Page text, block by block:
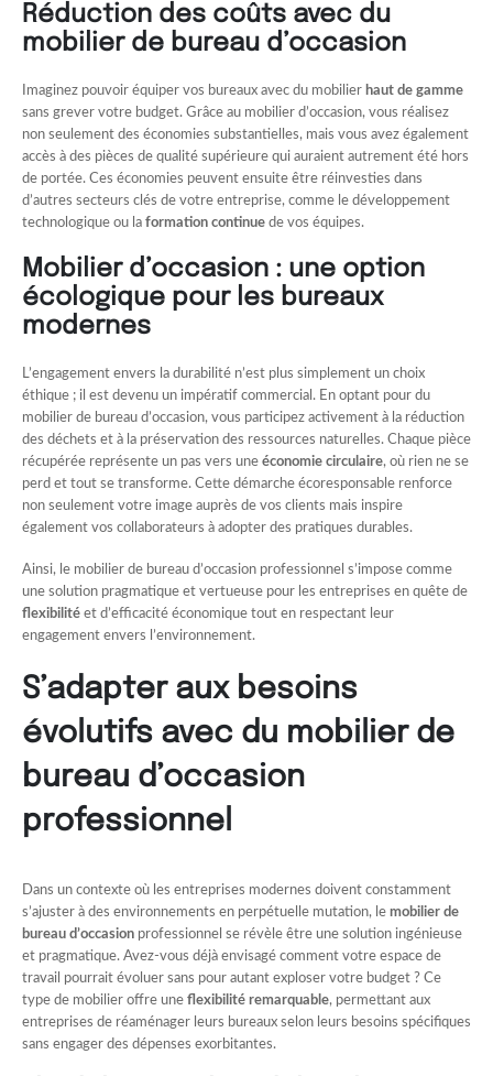
Réduction des coûts avec du
mobilier de bureau d’occasion
Imaginez pouvoir équiper vos bureaux avec du mobilier haut de gamme
sans grever votre budget. Grâce au mobilier d’occasion, vous réalisez
non seulement des économies substantielles, mais vous avez également
accès à des pièces de qualité supérieure qui auraient autrement été hors
de portée. Ces économies peuvent ensuite être réinvesties dans
d’autres secteurs clés de votre entreprise, comme le développement
technologique ou la formation continue de vos équipes.
Mobilier d’occasion : une option
écologique pour les bureaux
modernes
L’engagement envers la durabilité n’est plus simplement un choix
éthique ; il est devenu un impératif commercial. En optant pour du
mobilier de bureau d’occasion, vous participez activement à la réduction
des déchets et à la préservation des ressources naturelles. Chaque pièce
récupérée représente un pas vers une économie circulaire, où rien ne se
perd et tout se transforme. Cette démarche écoresponsable renforce
non seulement votre image auprès de vos clients mais inspire
également vos collaborateurs à adopter des pratiques durables.
Ainsi, le mobilier de bureau d’occasion professionnel s’impose comme
une solution pragmatique et vertueuse pour les entreprises en quête de
flexibilité et d’efficacité économique tout en respectant leur
engagement envers l’environnement.
S’adapter aux besoins
évolutifs avec du mobilier de
bureau d’occasion
professionnel
Dans un contexte où les entreprises modernes doivent constamment
s’ajuster à des environnements en perpétuelle mutation, le mobilier de
bureau d’occasion professionnel se révèle être une solution ingénieuse
et pragmatique. Avez-vous déjà envisagé comment votre espace de
travail pourrait évoluer sans pour autant exploser votre budget ? Ce
type de mobilier offre une flexibilité remarquable, permettant aux
entreprises de réaménager leurs bureaux selon leurs besoins spécifiques
sans engager des dépenses exorbitantes.